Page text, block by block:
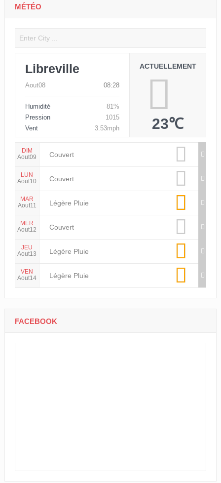
MÉTÉO
Libreville
Aout08 08:28
Humidité
81%
Pression
1015
Vent
3.53mph
ACTUELLEMENT
23℃
DIM
Aout09
Couvert
LUN
Aout10
Couvert
MAR
Aout11
Légère Pluie
MER
Aout12
Couvert
JEU
Aout13
Légère Pluie
VEN
Aout14
Légère Pluie
FACEBOOK